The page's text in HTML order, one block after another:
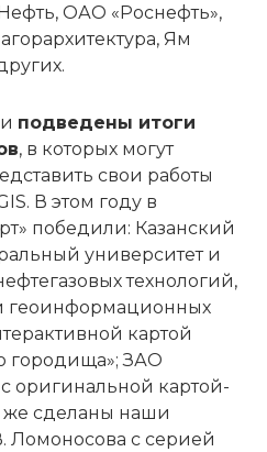
ОАО «Роснефть»,
Ям
подведены итоги
, в которых могут
свои работы
В этом году в
победили: Казанский
университет и
технологий,
геоинформационных
картой
городища»; ЗАО
картой-
же сделаны наши
Ломоносова с серией